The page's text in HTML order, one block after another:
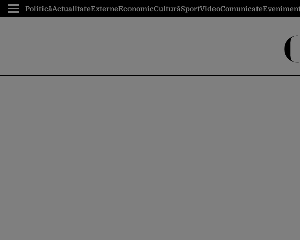
PoliticăActualitateExterneEconomicCulturăSportVideoComunicate